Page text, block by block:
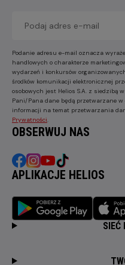
Podanie adresu e-mail oznacza
handlowych o charakterze
wydarzeń i konkursów
środków komunikacji elektronicznej
osobowych jest Helios S.A. z siedzibą
Pani/Pana dane będą przetwarzane
informacji na temat przetwarzania
Prywatności
OBSERWUJ NAS
APLIKACJE HELIOS
SIEĆ